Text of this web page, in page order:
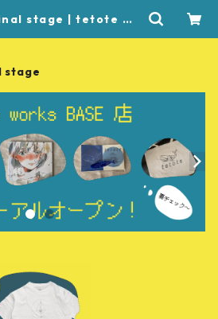
stage | tetote wo
stage